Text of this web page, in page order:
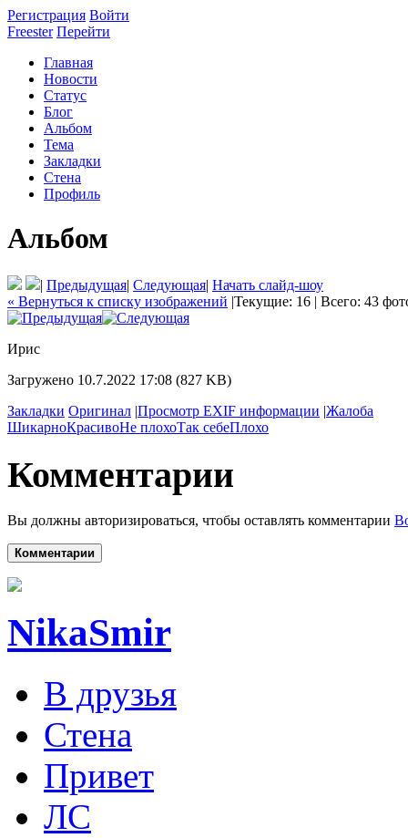
Регистрация Войти
Freester Перейти
Главная
Новости
Статус
Блог
Альбом
Тема
Закладки
Стена
Профиль
Альбом
| Предыдущая| Следующая| Начать слайд-шоу
« Вернуться к списку изображений |Текущие: 16 | Всего: 43
Ирис
Загружено 10.7.2022 17:08 (827 KB)
Закладки Оригинал |Просмотр EXIF информации |Жалоба
ШикарноКрасивоНе плохоТак себеПлохо
Комментарии
Вы должны авторизироваться, чтобы оставлять комментарии
Комментарии
NikaSmir
В друзья
Стена
Привет
ЛС